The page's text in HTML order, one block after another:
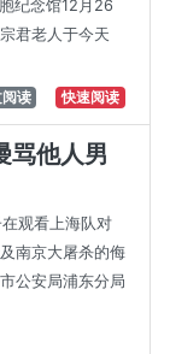
纪念馆12月26
君老人于今天
读 快速阅读
骂他人男
观看上海队对
南京大屠杀的侮
公安局浦东分局